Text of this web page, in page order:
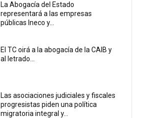
La Abogacía del Estado
representará a las empresas
públicas Ineco y...
El TC oirá a la abogacía de la CAIB y
al letrado...
Las asociaciones judiciales y fiscales
progresistas piden una política
migratoria integral y...